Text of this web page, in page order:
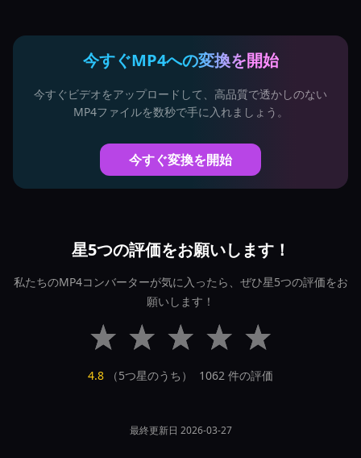
今すぐMP4への変換を開始
今すぐビデオをアップロードして、高品質で透かしのない
MP4ファイルを数秒で手に入れましょう。
今すぐ変換を開始
星5つの評価をお願いします！
私たちのMP4コンバーターが気に入ったら、ぜひ星5つの評価をお
願いします！
4.8 （5つ星のうち） 1062 件の評価
最終更新日 2026-03-27